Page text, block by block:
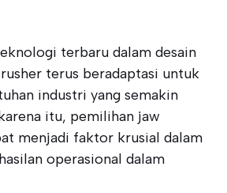
terbaru dalam desain
terus beradaptasi untuk
industri yang semakin
itu, pemilihan jaw
menjadi faktor krusial dalam
operasional dalam